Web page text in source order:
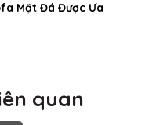
Mặt Đá Được Ưa
quan